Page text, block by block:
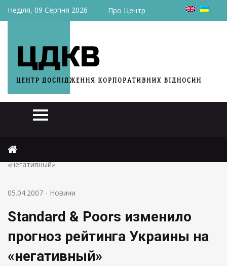
Неділя, 09 Серпня 2026 Про Центр
Standard & Poors изменило прогноз рейтинга Украины на
«негативный»
05.04.2007 - Новини
Standard & Poors изменило
прогноз рейтинга Украины на
«негативный»